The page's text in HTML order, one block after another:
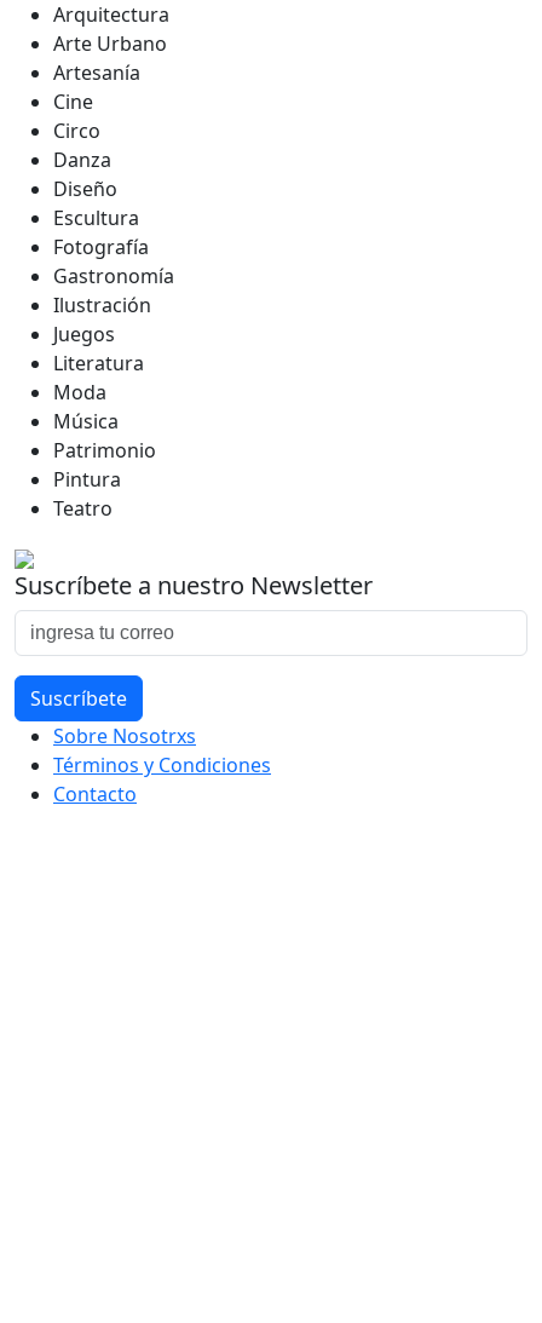
Arquitectura
Arte Urbano
Artesanía
Cine
Circo
Danza
Diseño
Escultura
Fotografía
Gastronomía
Ilustración
Juegos
Literatura
Moda
Música
Patrimonio
Pintura
Teatro
Suscríbete a nuestro Newsletter
Sobre Nosotrxs
Términos y Condiciones
Contacto